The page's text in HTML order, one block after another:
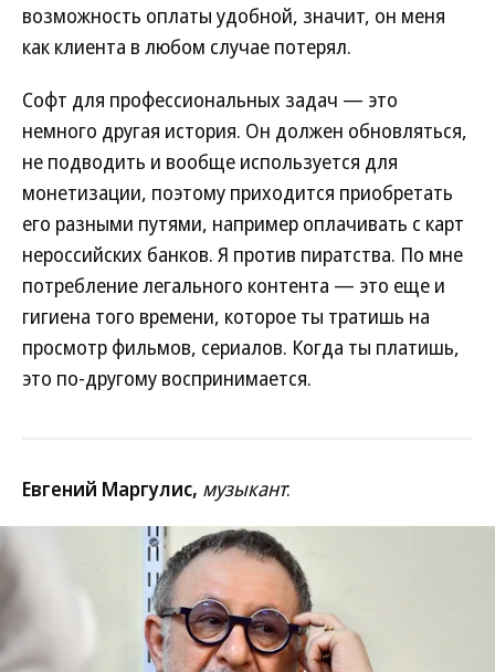
возможность оплаты удобной, значит, он меня
как клиента в любом случае потерял.
Софт для профессиональных задач — это
немного другая история. Он должен обновляться,
не подводить и вообще используется для
монетизации, поэтому приходится приобретать
его разными путями, например оплачивать с карт
нероссийских банков. Я против пиратства. По мне
потребление легального контента — это еще и
гигиена того времени, которое ты тратишь на
просмотр фильмов, сериалов. Когда ты платишь,
это по-другому воспринимается.
Евгений Маргулис, музыкант: